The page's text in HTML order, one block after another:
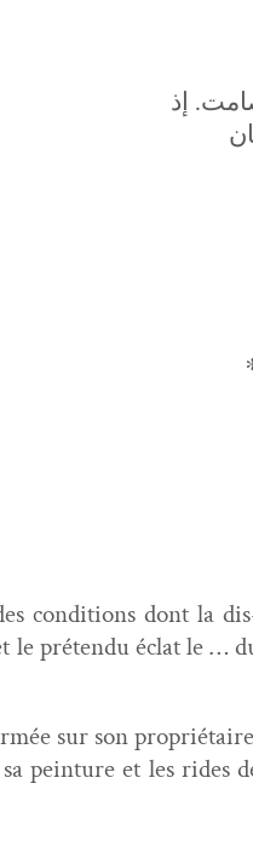
إذ
con­di­tions dont la
le pré­ten­du éclat le …
sur son
pein­ture et les rides